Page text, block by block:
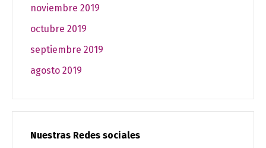
noviembre 2019
octubre 2019
septiembre 2019
agosto 2019
Nuestras Redes sociales